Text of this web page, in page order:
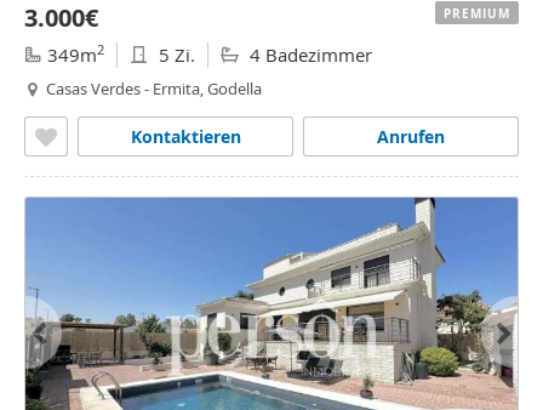
3.000€
349m2 5 Zi. 4 Badezimmer
Casas Verdes - Ermita, Godella
Anrufen
Kontaktieren
PREMIUM